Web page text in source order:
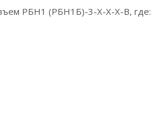
РБН1 (РБН1Б)-3-Х-Х-Х-В, где: